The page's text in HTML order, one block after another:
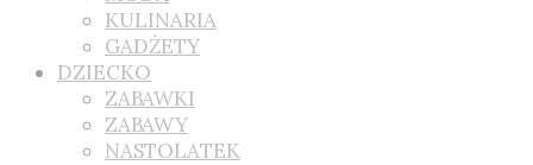
KULINARIA
GADŻETY
DZIECKO
ZABAWKI
ZABAWY
NASTOLATEK